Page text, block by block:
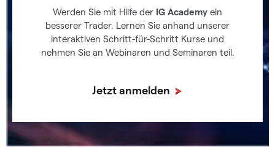
Werden Sie mit Hilfe der IG Academy ein
besserer Trader. Lernen Sie anhand unserer
interaktiven Schritt-für-Schritt Kurse und
nehmen Sie an Webinaren und Seminaren teil.
Jetzt anmelden